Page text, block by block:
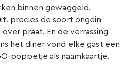
binnen gewaggeld.
precies de soort ongein
praat. En de verrassing
het diner vond elke gast een
poppetje als naamkaartje.